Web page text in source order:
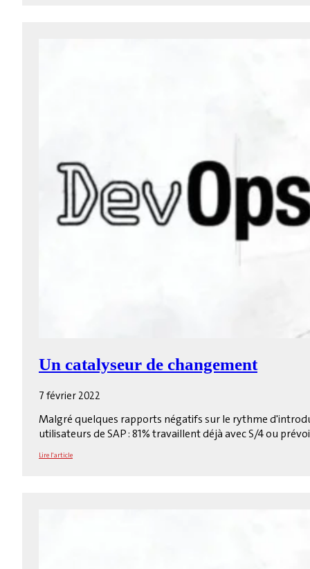
Un catalyseur de changement
7 février 2022
Malgré quelques rapports négatifs sur le rythme
utilisateurs de SAP : 81% travaillent déjà avec S/4 ou
Lire l'article